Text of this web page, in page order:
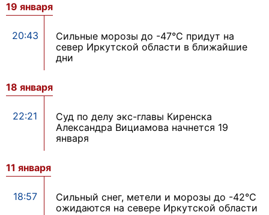
19 января
20:43
Сильные морозы до -47°С придут на
север Иркутской области в ближайшие
дни
18 января
22:21
Суд по делу экс-главы Киренска
Александра Вициамова начнется 19
января
11 января
18:57
Сильный снег, метели и морозы до -42°С
ожидаются на севере Иркутской области